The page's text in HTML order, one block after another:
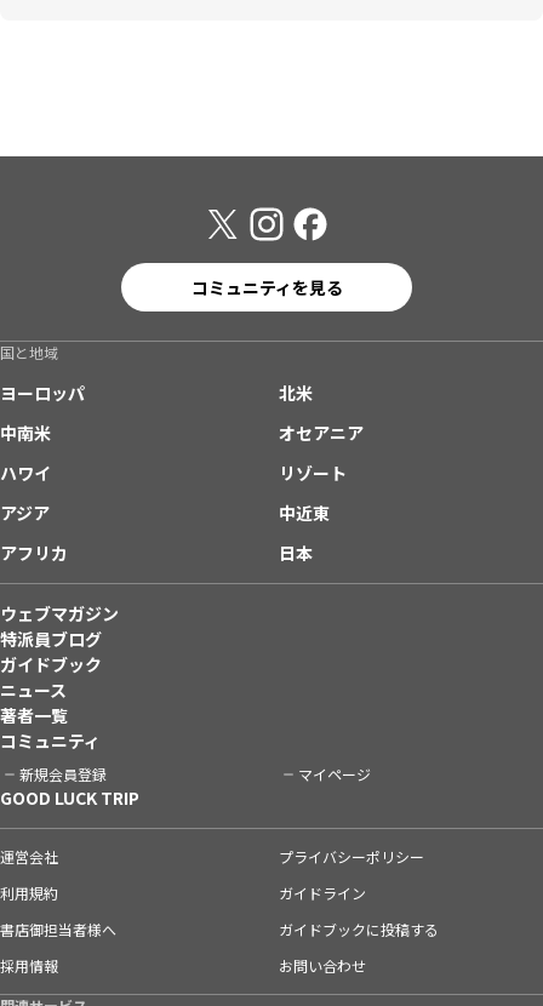
コミュニティを見る
国と地域
ヨーロッパ
北米
中南米
オセアニア
ハワイ
リゾート
アジア
中近東
アフリカ
日本
ウェブマガジン
特派員ブログ
ガイドブック
ニュース
著者一覧
コミュニティ
新規会員登録 マイページ
GOOD LUCK TRIP
運営会社
プライバシーポリシー
利用規約
ガイドライン
書店御担当者様へ
ガイドブックに投稿する
採用情報
お問い合わせ